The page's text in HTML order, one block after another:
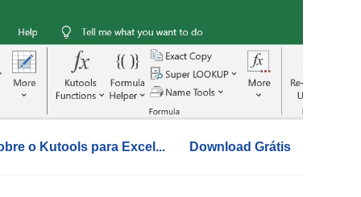
o Kutools para Excel... Download Grátis